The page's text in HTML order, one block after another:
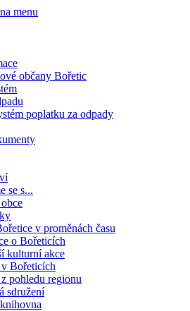
menu
občany Bořetic
poplatku za odpady
se s...
v proměnách času
o Bořeticích
kulturní akce
Bořeticích
pohledu regionu
sdružení